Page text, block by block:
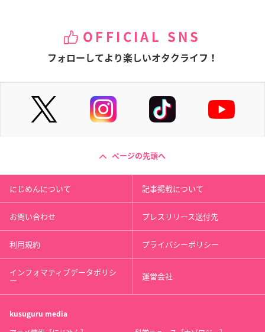
OFFICIAL SNS
フォローしてより楽しいオタクライフ！
ページの先頭へ
にじめんについて 記事掲載について
お問い合わせ プレスリリース送付先
利用規約 プライバシーポリシー
インフォマティブデータポリシ
ー 運営会社
kusuguru media